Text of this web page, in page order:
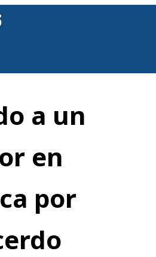
a un
en
por